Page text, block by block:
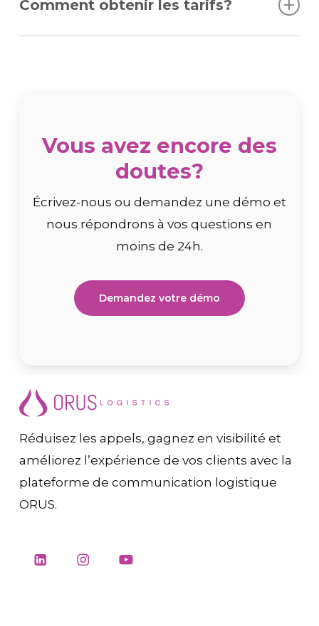
l’ensemble des fonctionnalités. Seul le
Comment obtenir les tarifs?
Vous avez encore des
doutes?
Écrivez-nous ou demandez une démo et
nous répondrons à vos questions en
moins de 24h.
Demandez votre démo
Réduisez les appels, gagnez en visibilité et
améliorez l’expérience de vos clients avec la
plateforme de communication logistique
ORUS.